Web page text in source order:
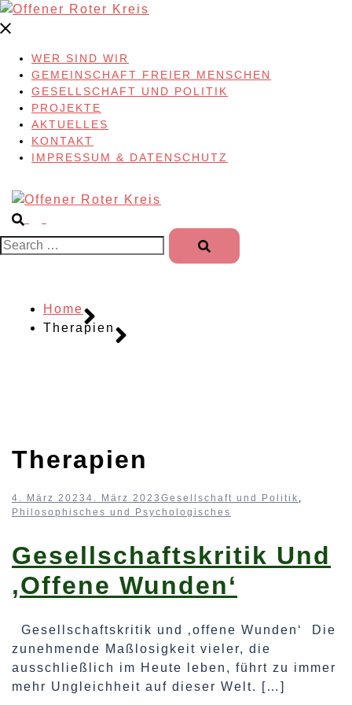
Skip
to
WER SIND WIR
GEMEINSCHAFT FREIER MENSCHEN
GESELLSCHAFT UND POLITIK
PROJEKTE
AKTUELLES
KONTAKT
IMPRESSUM & DATENSCHUTZ
Search…
Home
Therapien
Therapien
4. März 2023 4. März 2023 Gesellschaft und Politik ,
Philosophisches und Psychologisches
Gesellschaftskritik Und
‚offene Wunden‘
Gesellschaftskritik und ‚offene Wunden‘ Die
zunehmende Maßlosigkeit vieler, die
ausschließlich im Heute leben, führt zu immer
mehr Ungleichheit auf dieser Welt. […]